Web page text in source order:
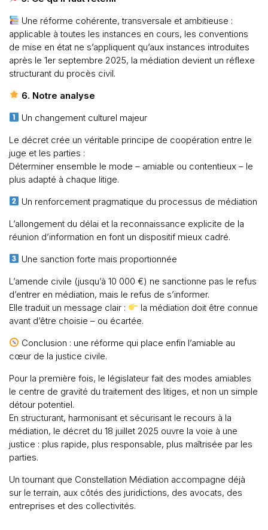
Une réforme cohérente, transversale et ambitieuse :
applicable à toutes les instances en cours, les conventions
de mise en état ne s’appliquent qu’aux instances introduites
après le 1er septembre 2025, la médiation devient un réflexe
structurant du procès civil.
6. Notre analyse
Un changement culturel majeur
Le décret crée un véritable principe de coopération entre le
juge et les parties :
Déterminer ensemble le mode – amiable ou contentieux – le
plus adapté à chaque litige.
Un renforcement pragmatique du processus de médiation
L’allongement du délai et la reconnaissance explicite de la
réunion d’information en font un dispositif mieux cadré.
Une sanction forte mais proportionnée
L’amende civile (jusqu’à 10 000 €) ne sanctionne pas le refus
d’entrer en médiation, mais le refus de s’informer.
Elle traduit un message clair :
la médiation doit être connue
avant d’être choisie – ou écartée.
Conclusion : une réforme qui place enfin l’amiable au
cœur de la justice civile.
Pour la première fois, le législateur fait des modes amiables
le centre de gravité du traitement des litiges, et non un simple
détour potentiel.
En structurant, harmonisant et sécurisant le recours à la
médiation, le décret du 18 juillet 2025 ouvre la voie à une
justice : plus rapide, plus responsable, plus maîtrisée par les
parties.
Un tournant que Constellation Médiation accompagne déjà
sur le terrain, aux côtés des juridictions, des avocats, des
entreprises et des collectivités.